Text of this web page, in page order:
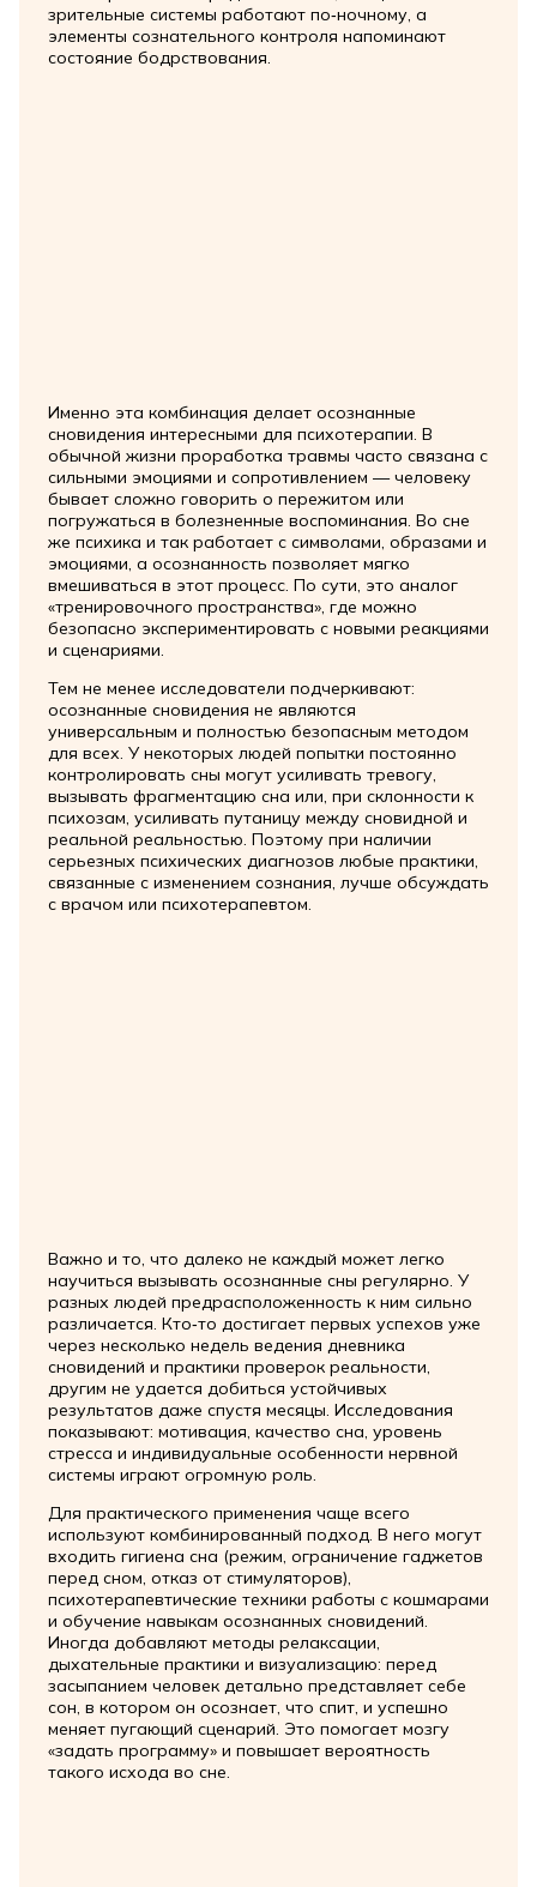
зрительные системы работают по‑ночному, а
элементы сознательного контроля напоминают
состояние бодрствования.
Именно эта комбинация делает осознанные
сновидения интересными для психотерапии. В
обычной жизни проработка травмы часто связана с
сильными эмоциями и сопротивлением — человеку
бывает сложно говорить о пережитом или
погружаться в болезненные воспоминания. Во сне
же психика и так работает с символами, образами и
эмоциями, а осознанность позволяет мягко
вмешиваться в этот процесс. По сути, это аналог
«тренировочного пространства», где можно
безопасно экспериментировать с новыми реакциями
и сценариями.
Тем не менее исследователи подчеркивают:
осознанные сновидения не являются
универсальным и полностью безопасным методом
для всех. У некоторых людей попытки постоянно
контролировать сны могут усиливать тревогу,
вызывать фрагментацию сна или, при склонности к
психозам, усиливать путаницу между сновидной и
реальной реальностью. Поэтому при наличии
серьезных психических диагнозов любые практики,
связанные с изменением сознания, лучше обсуждать
с врачом или психотерапевтом.
Важно и то, что далеко не каждый может легко
научиться вызывать осознанные сны регулярно. У
разных людей предрасположенность к ним сильно
различается. Кто‑то достигает первых успехов уже
через несколько недель ведения дневника
сновидений и практики проверок реальности,
другим не удается добиться устойчивых
результатов даже спустя месяцы. Исследования
показывают: мотивация, качество сна, уровень
стресса и индивидуальные особенности нервной
системы играют огромную роль.
Для практического применения чаще всего
используют комбинированный подход. В него могут
входить гигиена сна (режим, ограничение гаджетов
перед сном, отказ от стимуляторов),
психотерапевтические техники работы с кошмарами
и обучение навыкам осознанных сновидений.
Иногда добавляют методы релаксации,
дыхательные практики и визуализацию: перед
засыпанием человек детально представляет себе
сон, в котором он осознает, что спит, и успешно
меняет пугающий сценарий. Это помогает мозгу
«задать программу» и повышает вероятность
такого исхода во сне.